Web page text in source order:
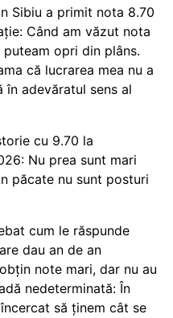
Sibiu a primit nota 8.70
Când am văzut nota
puteam opri din plâns.
că lucrarea mea nu a
adevăratul sens al
cu 9.70 la
Nu prea sunt mari
păcate nu sunt posturi
cum le răspunde
dau an de an
note mari, dar nu au
nedeterminată: În
să ținem cât se